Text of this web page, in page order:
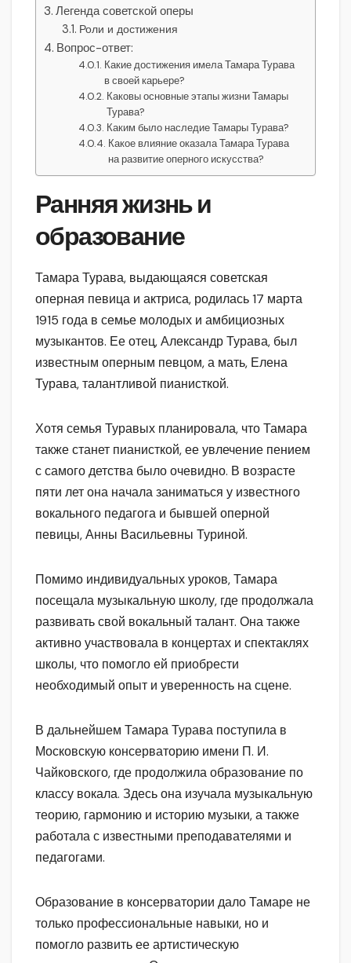
Легенда советской оперы
Роли и достижения
Вопрос-ответ:
Какие достижения имела Тамара Турава
в своей карьере?
Каковы основные этапы жизни Тамары
Турава?
Каким было наследие Тамары Турава?
Какое влияние оказала Тамара Турава
на развитие оперного искусства?
Ранняя жизнь и
образование
Тамара Турава, выдающаяся советская
оперная певица и актриса, родилась 17 марта
1915 года в семье молодых и амбициозных
музыкантов. Ее отец, Александр Турава, был
известным оперным певцом, а мать, Елена
Турава, талантливой пианисткой.
Хотя семья Туравых планировала, что Тамара
также станет пианисткой, ее увлечение пением
с самого детства было очевидно. В возрасте
пяти лет она начала заниматься у известного
вокального педагога и бывшей оперной
певицы, Анны Васильевны Туриной.
Помимо индивидуальных уроков, Тамара
посещала музыкальную школу, где продолжала
развивать свой вокальный талант. Она также
активно участвовала в концертах и спектаклях
школы, что помогло ей приобрести
необходимый опыт и уверенность на сцене.
В дальнейшем Тамара Турава поступила в
Московскую консерваторию имени П. И.
Чайковского, где продолжила образование по
классу вокала. Здесь она изучала музыкальную
теорию, гармонию и историю музыки, а также
работала с известными преподавателями и
педагогами.
Образование в консерватории дало Тамаре не
только профессиональные навыки, но и
помогло развить ее артистическую